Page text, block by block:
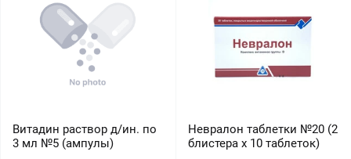
Витадин раствор д/ин. по
3 мл №5 (ампулы)
Невралон таблетки №20 (2
блистера х 10 таблеток)